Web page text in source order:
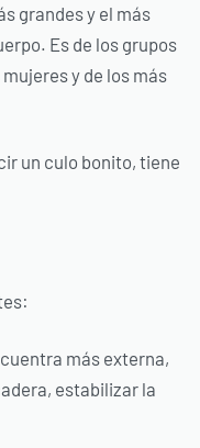
grandes y el más
Es de los grupos
y de los más
un culo bonito, tiene
más externa,
estabilizar la